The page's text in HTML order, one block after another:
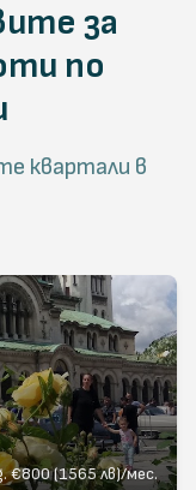
за
по
квартали в
€800 (1565 лв)/мес.